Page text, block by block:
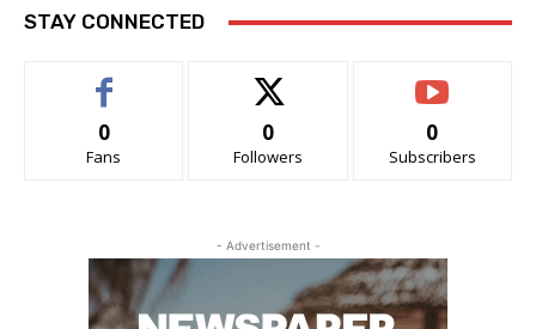
STAY CONNECTED
0
Fans
0
Followers
0
Subscribers
- Advertisement -